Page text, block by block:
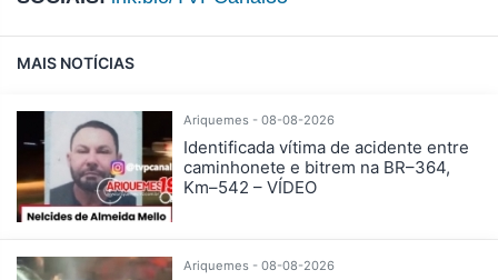
MAIS NOTÍCIAS
Ariquemes - 08-08-2026
Identificada vítima de acidente entre
caminhonete e bitrem na BR–364,
Km–542 – VÍDEO
Ariquemes - 08-08-2026